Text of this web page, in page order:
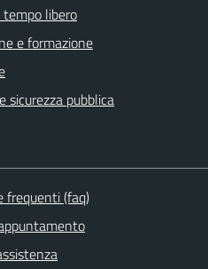
libero
e formazione
sicurezza pubblica
frequenti (faq)